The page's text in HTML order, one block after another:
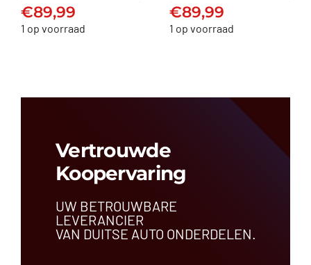
€89,99
€89,99
1 op voorraad
€89,99
€89,99
1 op voorraad
Vertrouwde
Koopervaring
UW BETROUWBARE
LEVERANCIER
VAN DUITSE AUTO ONDERDELEN.